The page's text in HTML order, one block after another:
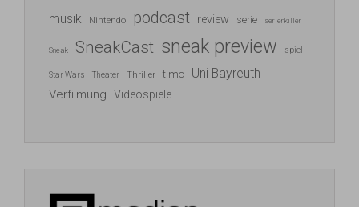
musik Nintendo podcast review serie serienkiller
Sneak SneakCast sneak preview spiel
Star Wars Theater Thriller timo Uni Bayreuth
Verfilmung Videospiele